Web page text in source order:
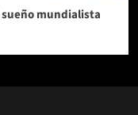
mundialista